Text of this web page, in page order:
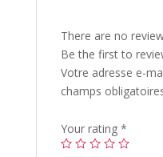
There are no
Be the first to
Votre adresse e-
champs
Your rating *